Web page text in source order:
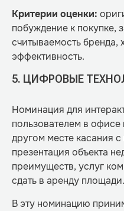
Критерии оценки:
побуждение к покупке,
считываемость бренда,
эффективность.
5. ЦИФРОВЫЕ
Номинация для
пользователем в
другом месте касания
презентация объекта
преимуществ, услуг
сдать в аренду площади.
В эту номинацию